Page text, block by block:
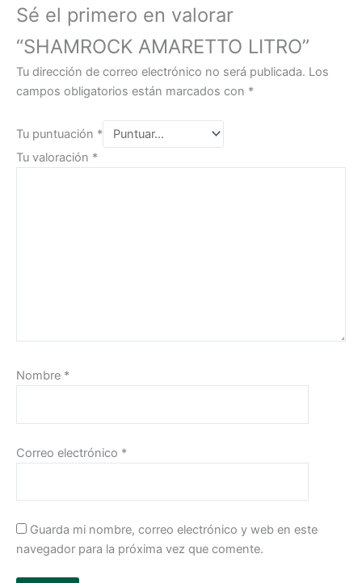
Sé el primero en valorar
“SHAMROCK AMARETTO LITRO”
Tu dirección de correo electrónico no será publicada. Los
campos obligatorios están marcados con *
Tu puntuación *
Tu valoración *
Nombre *
Correo electrónico *
Guarda mi nombre, correo electrónico y web en este
navegador para la próxima vez que comente.